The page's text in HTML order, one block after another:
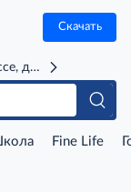
Скачать
д. 71Г (м. Речной
Fine Life